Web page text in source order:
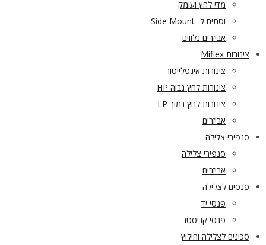
מדי לחץ ועומק
וסתים ל- Side Mount
אביזרים נלווים
צינורות Miflex
צינורות אינפלייטור
צינורות לחץ גבוה HP
צינורות לחץ נמוך LP
אביזרים
סנפירי צלילה
סנפירי צלילה
אביזרים
פנסים לצלילה
פנסי יד
פנסי קניסטר
סכינים לצלילה וחילוץ